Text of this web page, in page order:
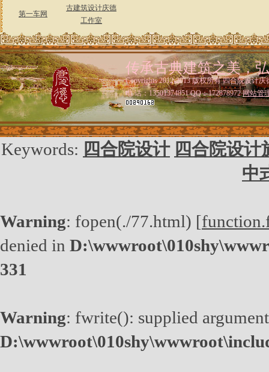
第一车网
古建筑设计庆德
工作室
传承古典建筑之美，
Copyrights 2012-2013 版权所有 四合院设计
电 话：13501374851 QQ：172878972网站管
Keywords: 四合院设计 四合院设计
中
Warning: fopen(./77.html) [
denied in
331
Warning: fwrite(): supplied